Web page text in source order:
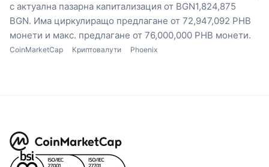
с актуална пазарна капитализация от BGN1,824,875
BGN. Има циркулиращо предлагане от 72,947,092 PHB
монети и макс. предлагане от 76,000,000 PHB монети.
CoinMarketCap Криптовалути Phoenix